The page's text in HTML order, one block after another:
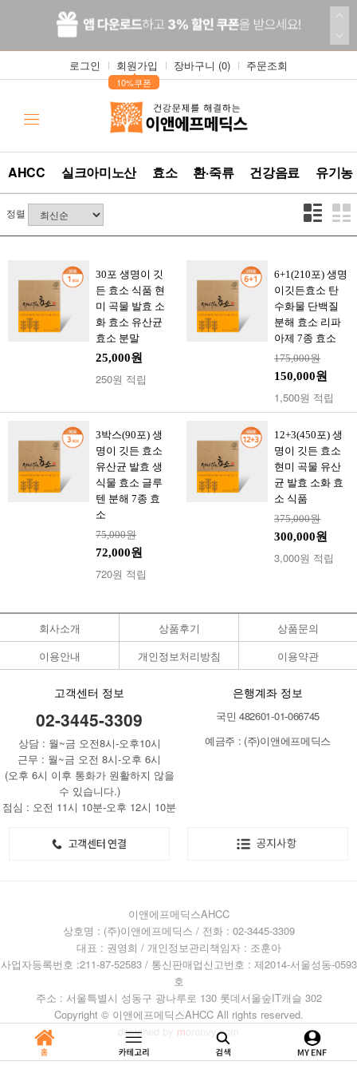
로그인 회원가입
▲
10%쿠폰
장바구니 (0) 주문조회
AHCC 실크아미노산 효소 환·죽류 건강음료 유기
정렬
30포 생명이 깃
든 효소 식품 현
미 곡물 발효 소
화 효소 유산균
효소 분말
25,000원
250원 적립
6+1(210포) 생명
이깃든효소 탄
수화물 단백질
분해 효소 리파
아제 7종 효소
175,000원
150,000원
1,500원 적립
3박스(90포) 생
명이 깃든 효소
유산균 발효 생
식물 효소 글루
텐 분해 7종 효
소
75,000원
72,000원
720원 적립
12+3(450포) 생
명이 깃든 효소
현미 곡물 유산
균 발효 소화 효
소 식품
375,000원
300,000원
3,000원 적립
회사소개 상품후기
상품문의
이용안내
개인정보처리방침 이용약관
고객센터 정보
02-3445-3309
상담 : 월~금 오전8시-오후10시
근무 : 월~금 오전 8시-오후 6시
(오후 6시 이후 통화가 원활하지 않을
수 있습니다.)
점심 : 오전 11시 10분-오후 12시 10분
은행계좌 정보
국민 482601-01-066745
예금주 : (주)이앤에프메딕스
이앤에프메딕스AHCC
상호명 : (주)이앤에프메딕스 / 전화 : 02-3445-3309
대표 : 권영희 / 개인정보관리책임자 : 조훈아
사업자등록번호 :211-87-52583 / 통신판매업신고번호 : 제2014-서울성동-0593
호
주소 : 서울특별시 성동구 광나루로 130 롯데서울숲IT캐슬 302
Copyright © 이앤에프메딕스AHCC All rights reserved.
designed by m orenvy.com